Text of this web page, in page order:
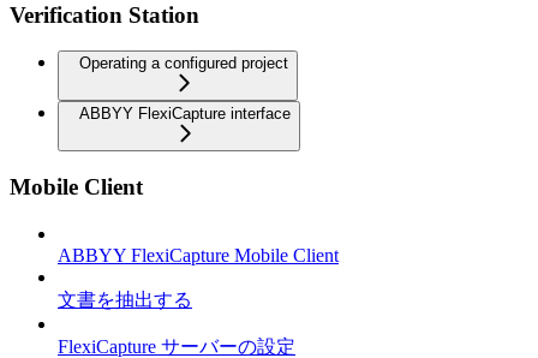
Verification Station
Operating a configured project
ABBYY FlexiCapture interface
Mobile Client
ABBYY FlexiCapture Mobile Client
文書を抽出する
FlexiCapture サーバーの設定